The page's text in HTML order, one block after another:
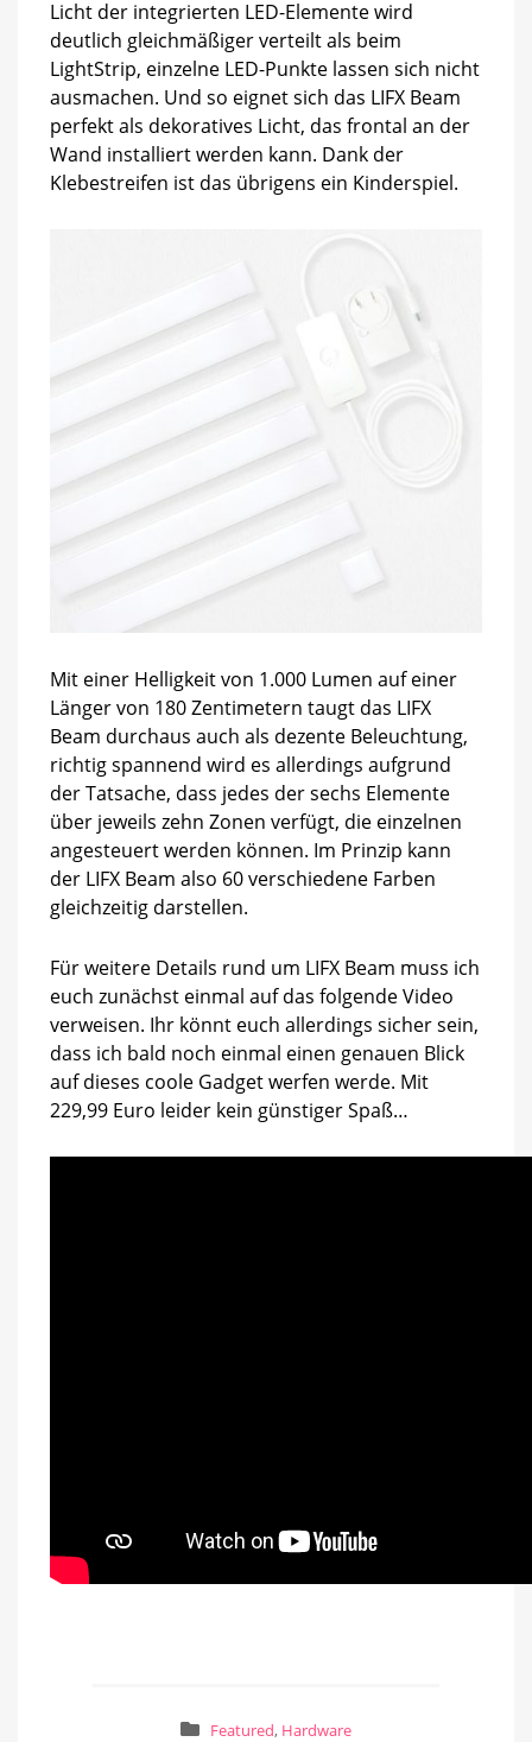
Licht der integrierten LED-Elemente wird
deutlich gleichmäßiger verteilt als beim
LightStrip, einzelne LED-Punkte lassen sich nicht
ausmachen. Und so eignet sich das LIFX Beam
perfekt als dekoratives Licht, das frontal an der
Wand installiert werden kann. Dank der
Klebestreifen ist das übrigens ein Kinderspiel.
Mit einer Helligkeit von 1.000 Lumen auf einer
Länger von 180 Zentimetern taugt das LIFX
Beam durchaus auch als dezente Beleuchtung,
richtig spannend wird es allerdings aufgrund
der Tatsache, dass jedes der sechs Elemente
über jeweils zehn Zonen verfügt, die einzelnen
angesteuert werden können. Im Prinzip kann
der LIFX Beam also 60 verschiedene Farben
gleichzeitig darstellen.
Für weitere Details rund um LIFX Beam muss ich
euch zunächst einmal auf das folgende Video
verweisen. Ihr könnt euch allerdings sicher sein,
dass ich bald noch einmal einen genauen Blick
auf dieses coole Gadget werfen werde. Mit
229,99 Euro leider kein günstiger Spaß…
Featured, Hardware